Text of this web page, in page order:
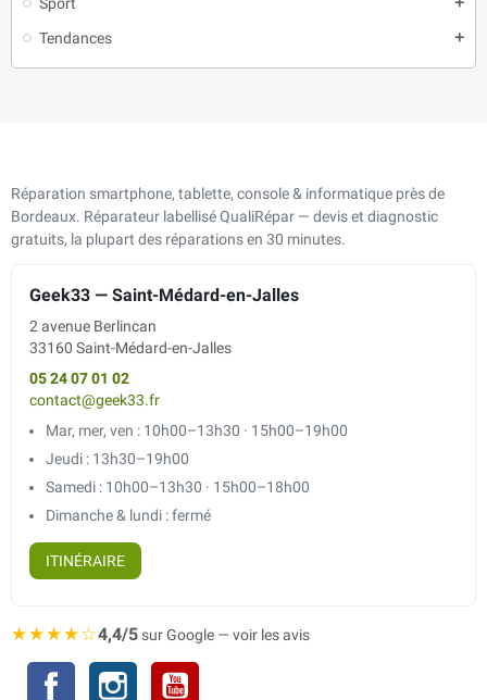
Tendances add
Réparation smartphone, tablette, console & informatique près de
Bordeaux. Réparateur labellisé QualiRépar — devis et diagnostic
gratuits, la plupart des réparations en 30 minutes.
Geek33 — Saint-Médard-en-Jalles
2 avenue Berlincan
33160 Saint-Médard-en-Jalles
05 24 07 01 02
contact@geek33.fr
Mar, mer, ven : 10h00–13h30 · 15h00–19h00
Jeudi : 13h30–19h00
Samedi : 10h00–13h30 · 15h00–18h00
Dimanche & lundi : fermé
ITINÉRAIRE
★★★★☆4,4/5sur Google — voir les avis
Facebook Instagram